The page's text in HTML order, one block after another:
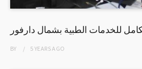
للخدمات الطبية بشمال دارفور
BY 5 YEARSAGO